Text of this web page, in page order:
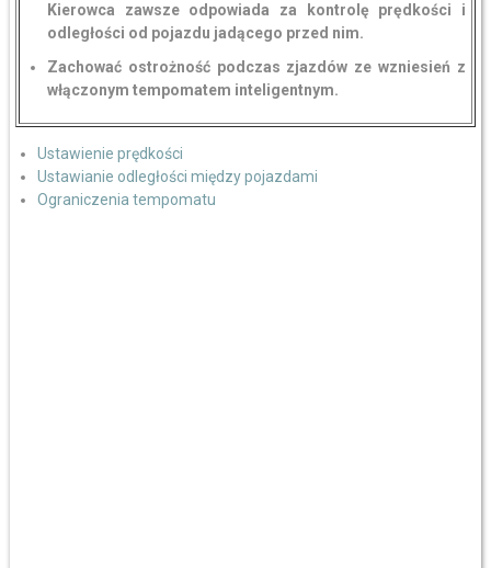
Kierowca zawsze odpowiada za kontrolę prędkości i
odległości od pojazdu jadącego przed nim.
Zachować ostrożność podczas zjazdów ze wzniesień z
włączonym tempomatem inteligentnym.
Ustawienie prędkości
Ustawianie odległości między pojazdami
Ograniczenia tempomatu